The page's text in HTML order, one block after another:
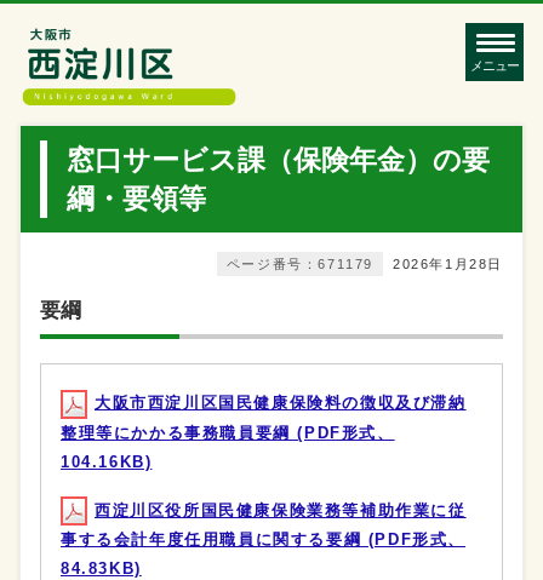
メニュー
窓口サービス課（保険年金）の要
綱・要領等
2026年1月28日
ページ番号：671179
要綱
大阪市西淀川区国民健康保険料の徴収及び滞納
整理等にかかる事務職員要綱 (PDF形式、
104.16KB)
西淀川区役所国民健康保険業務等補助作業に従
事する会計年度任用職員に関する要綱 (PDF形式、
84.83KB)